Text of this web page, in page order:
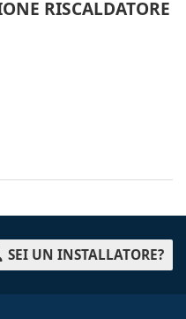
RISCALDATORE
SEI UN INSTALLATORE?